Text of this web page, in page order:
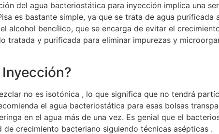
del agua bacteriostática para inyección implica una
es bastante simple, ya que se trata de agua purificada
alcohol bencílico, que se encarga de evitar el
tratada y purificada para eliminar impurezas y
no es isotónica , lo que significa que no tendrá
el agua bacteriostática para esas bolsas
en el agua más de una vez. Es genial que el
crecimiento bacteriano siguiendo técnicas asépticas .